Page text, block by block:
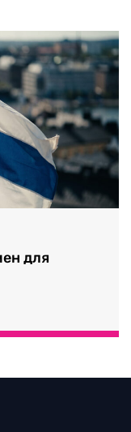
для